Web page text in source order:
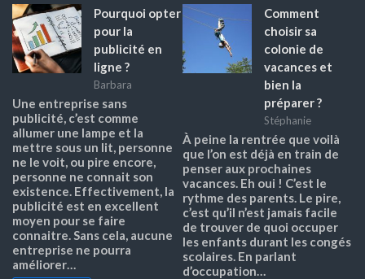
Pourquoi opter
pour la
publicité en
ligne ?
Barbara
Une entreprise sans
publicité, c’est comme
allumer une lampe et la
mettre sous un lit, personne
ne le voit, ou pire encore,
personne ne connait son
existence. Effectivement, la
publicité est en excellent
moyen pour se faire
connaitre. Sans cela, aucune
entreprise ne pourra
améliorer…
Comment
choisir sa
colonie de
vacances et
bien la
préparer ?
Stéphanie
À peine la rentrée que voilà
que l’on est déjà en train de
penser aux prochaines
vacances. Eh oui ! C’est le
rythme des parents. Le pire,
c’est qu’il n’est jamais facile
de trouver de quoi occuper
les enfants durant les congés
scolaires. En parlant
d’occupation…